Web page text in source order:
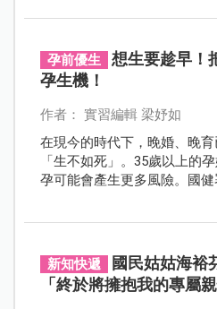
來自己的幸福。
孕前優生
想生要趁早！
孕生機！
作者： 實習編輯 梁妤如
在現今的時代下，晚婚、晚
「生不如死」。35歲以上的
孕可能會產生更多風險。國
新知快遞
國民姑姑海裕
「終於將擁抱我的專屬親